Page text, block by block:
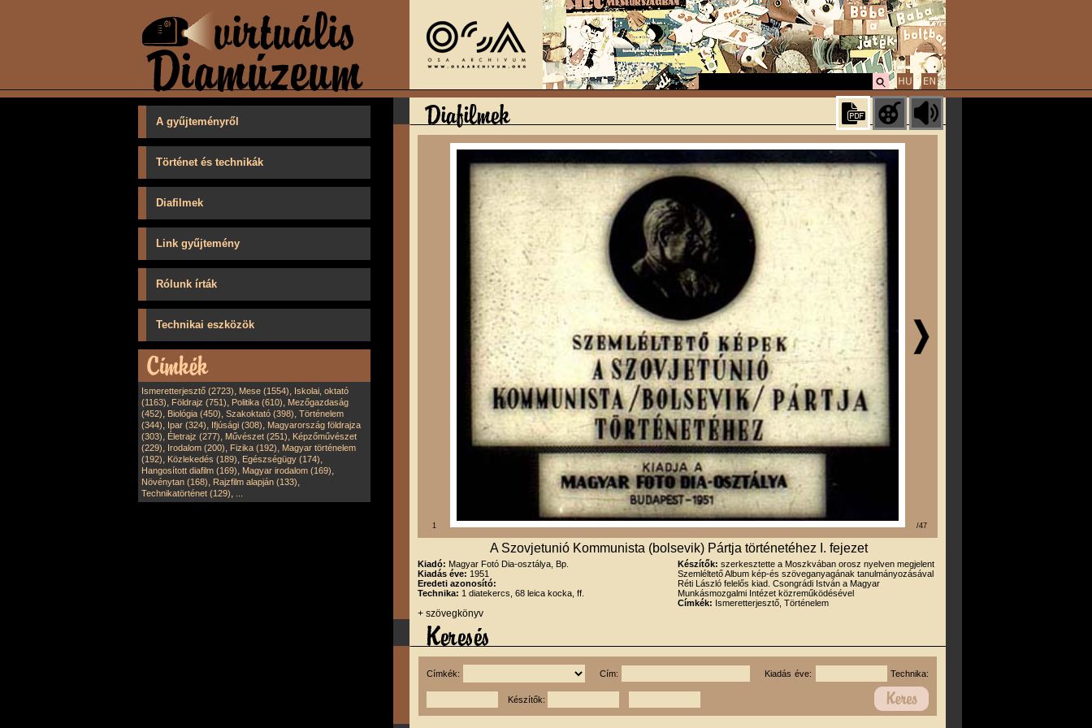
A gyűjteményről
Történet és technikák
Diafilmek
Link gyűjtemény
Rólunk írták
Technikai eszközök
Ismeretterjesztő (2723), Mese (1554), Iskolai, oktató
(1163), Földrajz (751), Politika (610), Mezőgazdaság
(452), Biológia (450), Szakoktató (398), Történelem
(344), Ipar (324), Ifjúsági (308), Magyarország földrajza
(303), Életrajz (277), Művészet (251), Képzőművészet
(229), Irodalom (200), Fizika (192), Magyar történelem
(192), Közlekedés (189), Egészségügy (174),
Hangosított diafilm (169), Magyar irodalom (169),
Növénytan (168), Rajzfilm alapján (133),
Technikatörténet (129),
1 /47
A Szovjetunió Kommunista (bolsevik) Pártja történetéhez I. fejezet
Kiadó: Magyar Fotó Dia-osztálya, Bp.
Kiadás éve: 1951
Eredeti azonosító:
Technika: 1 diatekercs, 68 leica kocka, ff.
Készítők: szerkesztette a Moszkvában orosz nyelven megjelent
Szemléltető Album kép-és szöveganyagának tanulmányozásával
Réti László felelős kiad. Csongrádi István a Magyar
Munkásmozgalmi Intézet közreműködésével
Címkék: Ismeretterjesztő, Történelem
+ szövegkönyv
Címkék: Cím: Kiadás éve: Technika:
Készítők: